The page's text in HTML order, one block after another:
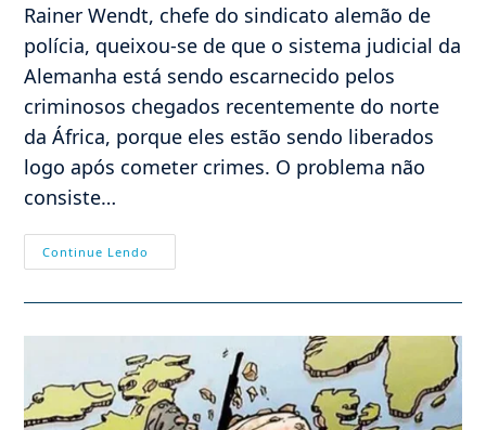
Rainer Wendt, chefe do sindicato alemão de
polícia, queixou-se de que o sistema judicial da
Alemanha está sendo escarnecido pelos
criminosos chegados recentemente do norte
da África, porque eles estão sendo liberados
logo após cometer crimes. O problema não
consiste…
Continue Lendo
Islâmicos
Chefe
Do
Sindicato
Da
Policia
Alemã